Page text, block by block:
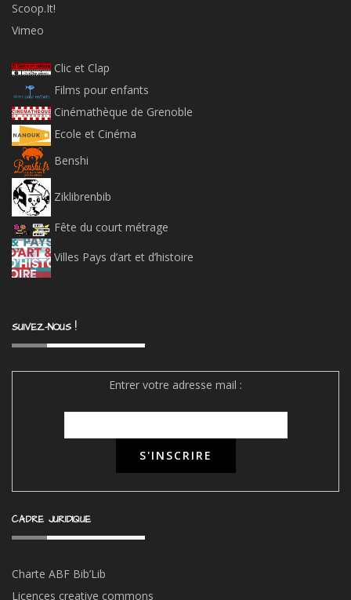
Scoop.It!
Vimeo
Clic et Clap
Films pour enfants
Cinémathèque de Grenoble
Ecole et Cinéma
Benshi
Ziklibrenbib
Fête du court métrage
Villes Pays d’art et d’histoire
SUIVEZ-NOUS !
Entrer votre adresse mail :
CADRE JURIDIQUE
Charte ABF Bib’Lib
Licences creative commons